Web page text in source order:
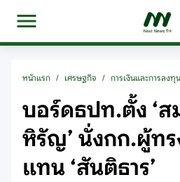
หน้าแรก / เศรษฐกิจ / การเงินและการลงทุน
บอร์ดธปท.ตั้ง ‘
หิรัญ’ นั่งกก.ผู้ท
แทน ‘สันติธาร’